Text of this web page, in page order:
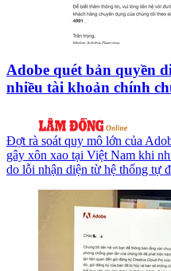
Adobe quét bản quyền
nhiều tài khoản chính
Đợt rà soát quy mô lớn của
gây xôn xao tại Việt Nam khi
do lỗi nhận diện từ hệ thống tự